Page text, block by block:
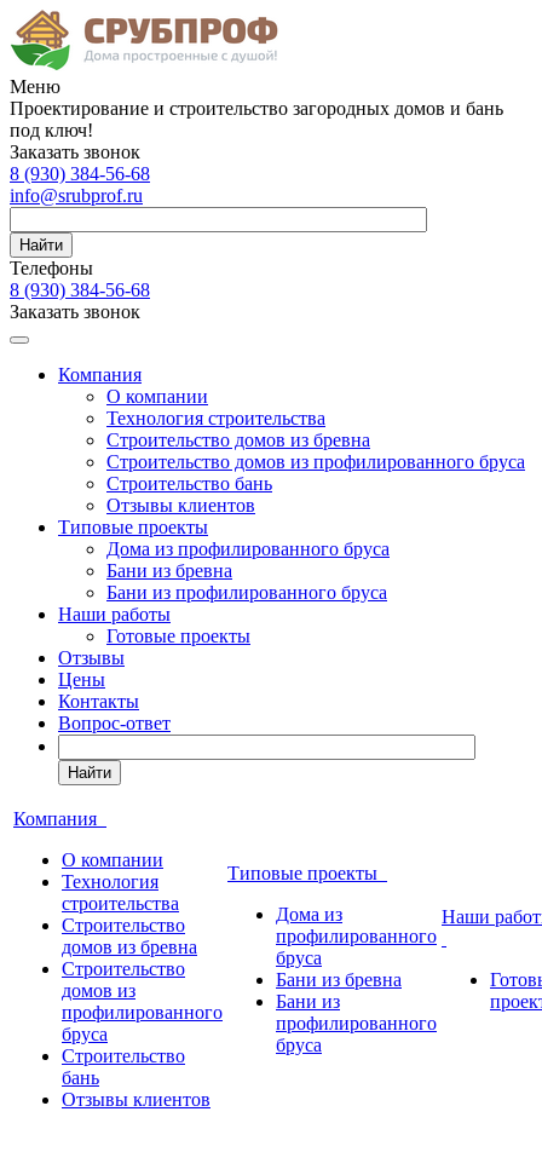
Меню
Проектирование и строительство загородных домов и бань
под ключ!
Заказать звонок
8 (930) 384-56-68
info@srubprof.ru
Найти
Телефоны
8 (930) 384-56-68
Заказать звонок
Компания
О компании
Технология строительства
Строительство домов из бревна
Строительство домов из профилированного бруса
Строительство бань
Отзывы клиентов
Типовые проекты
Дома из профилированного бруса
Бани из бревна
Бани из профилированного бруса
Наши работы
Готовые проекты
Отзывы
Цены
Контакты
Вопрос-ответ
Найти
Компания
О компании
Технология
строительства
Строительство
домов из бревна
Строительство
домов из
профилированного
бруса
Строительство
бань
Отзывы клиентов
Типовые проекты
Дома из
профилированного
бруса
Бани из бревна
Бани из
профилированного
бруса
Наши